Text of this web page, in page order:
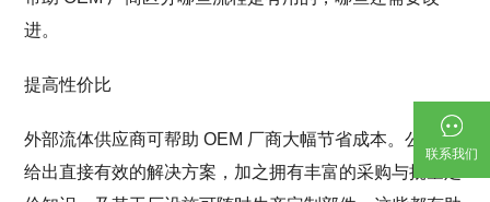
进。
提高性价比
外部流体供应商可帮助 OEM 厂商大幅节省成本。公司可
给出直接有效的解决方案，加之拥有丰富的采购与批量定
联系我们